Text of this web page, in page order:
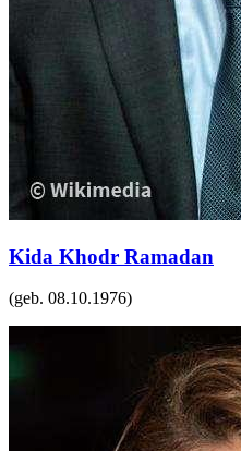
Kida Khodr Ramadan
(geb. 08.10.1976)